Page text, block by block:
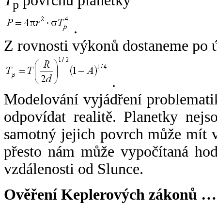
p
.
Z rovnosti výkonů dostaneme po
.
Modelování vyjádření
odpovídat realitě. Planetky
samotný jejich povrch může mít
přesto nám může vypočítaná
vzdálenosti od Slunce.
Ověření Keplerových zákonů …